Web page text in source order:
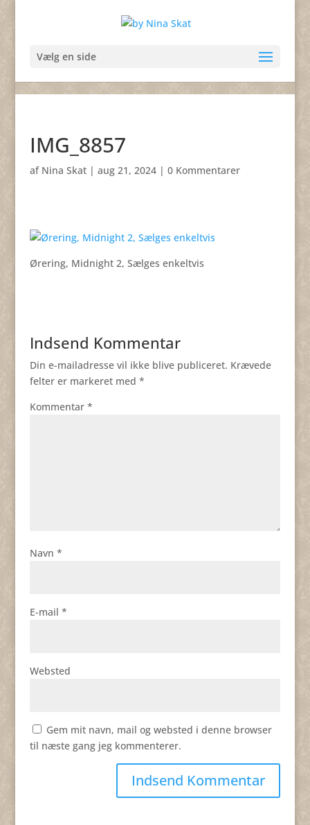
Vælg en side
IMG_8857
af Nina Skat| aug 21, 2024| 0 Kommentarer
Ørering, Midnight 2, Sælges enkeltvis
Indsend Kommentar
Din e-mailadresse vil ikke blive publiceret. Krævede
felter er markeret med *
Kommentar *
Navn *
E-mail *
Websted
Gem mit navn, mail og websted i denne browser
til næste gang jeg kommenterer.